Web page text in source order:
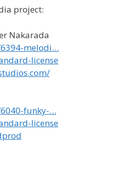
project:
Nakarada
melodi…
license
funky-…
license